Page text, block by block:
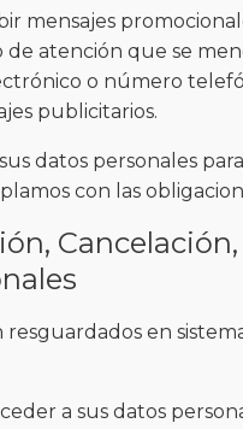
mensajes
atención que se
o número
publicitarios.
datos personales
con las
resguardados en
a sus datos